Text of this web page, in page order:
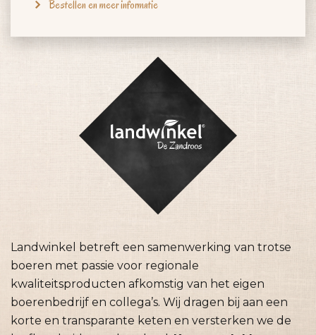
Bestellen en meer informatie
Landwinkel betreft een samenwerking van trotse
boeren met passie voor regionale
kwaliteitsproducten afkomstig van het eigen
boerenbedrijf en collega’s. Wij dragen bij aan een
korte en transparante keten en versterken we de